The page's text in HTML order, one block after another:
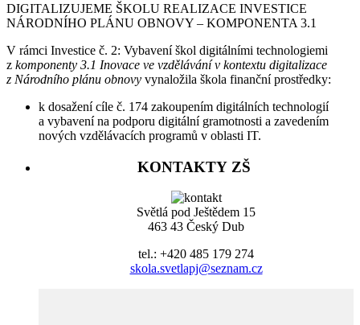
DIGITALIZUJEME ŠKOLU REALIZACE INVESTICE
NÁRODNÍHO PLÁNU OBNOVY – KOMPONENTA 3.1
V rámci Investice č. 2: Vybavení škol digitálními technologiemi
z komponenty 3.1 Inovace ve vzdělávání v kontextu digitalizace
z Národního plánu obnovy vynaložila škola finanční prostředky:
k dosažení cíle č. 174 zakoupením digitálních technologií
a vybavení na podporu digitální gramotnosti a zavedením
nových vzdělávacích programů v oblasti IT.
KONTAKTY ZŠ
Světlá pod Ještědem 15
463 43 Český Dub
tel.: +420 485 179 274
skola.svetlapj@seznam.cz